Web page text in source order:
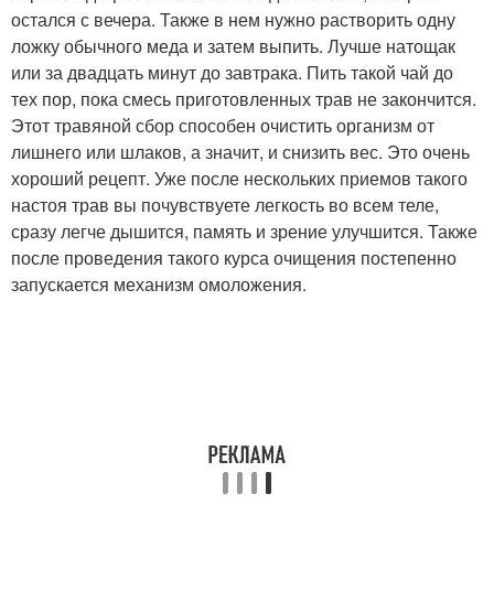
остался с вечера. Также в нем нужно растворить одну
ложку обычного меда и затем выпить. Лучше натощак
или за двадцать минут до завтрака. Пить такой чай до
тех пор, пока смесь приготовленных трав не закончится.
Этот травяной сбор способен очистить организм от
лишнего или шлаков, а значит, и снизить вес. Это очень
хороший рецепт. Уже после нескольких приемов такого
настоя трав вы почувствуете легкость во всем теле,
сразу легче дышится, память и зрение улучшится. Также
после проведения такого курса очищения постепенно
запускается механизм омоложения.